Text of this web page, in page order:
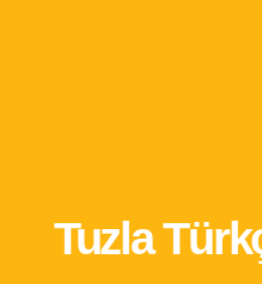
Tuzla